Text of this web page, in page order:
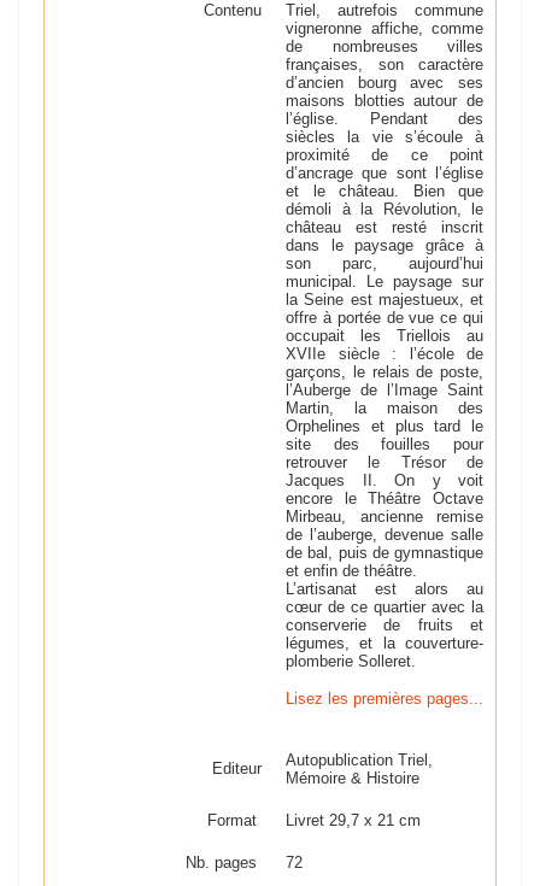
Contenu
Triel, autrefois commune
vigneronne affiche, comme
de nombreuses villes
françaises, son caractère
d’ancien bourg avec ses
maisons blotties autour de
l’église. Pendant des
siècles la vie s’écoule à
proximité de ce point
d’ancrage que sont l’église
et le château. Bien que
démoli à la Révolution, le
château est resté inscrit
dans le paysage grâce à
son parc, aujourd’hui
municipal. Le paysage sur
la Seine est majestueux, et
offre à portée de vue ce qui
occupait les Triellois au
XVIIe siècle : l’école de
garçons, le relais de poste,
l’Auberge de l’Image Saint
Martin, la maison des
Orphelines et plus tard le
site des fouilles pour
retrouver le Trésor de
Jacques II. On y voit
encore le Théâtre Octave
Mirbeau, ancienne remise
de l’auberge, devenue salle
de bal, puis de gymnastique
et enfin de théâtre.
L’artisanat est alors au
cœur de ce quartier avec la
conserverie de fruits et
légumes, et la couverture-
plomberie Solleret.
Lisez les premières pages...
Editeur
Autopublication Triel,
Mémoire & Histoire
Format Livret 29,7 x 21 cm
Nb. pages 72